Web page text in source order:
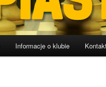
Informacje o klubie